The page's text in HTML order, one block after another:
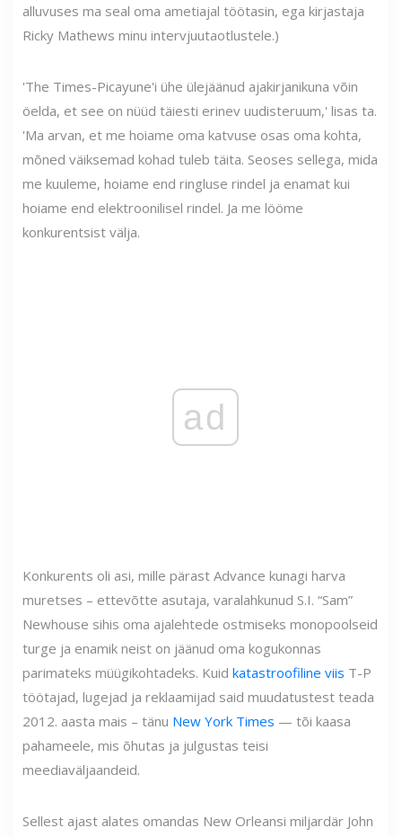
alluvuses ma seal oma ametiajal töötasin, ega kirjastaja
Ricky Mathews minu intervjuutaotlustele.)
'The Times-Picayune'i ühe ülejäänud ajakirjanikuna võin
öelda, et see on nüüd täiesti erinev uudisteruum,' lisas ta.
'Ma arvan, et me hoiame oma katvuse osas oma kohta,
mõned väiksemad kohad tuleb täita. Seoses sellega, mida
me kuuleme, hoiame end ringluse rindel ja enamat kui
hoiame end elektroonilisel rindel. Ja me lööme
konkurentsist välja.
ad
Konkurents oli asi, mille pärast Advance kunagi harva
muretses – ettevõtte asutaja, varalahkunud S.I. “Sam”
Newhouse sihis oma ajalehtede ostmiseks monopoolseid
turge ja enamik neist on jäänud oma kogukonnas
parimateks müügikohtadeks. Kuid katastroofiline viis T-P
töötajad, lugejad ja reklaamijad said muudatustest teada
2012. aasta mais – tänu New York Times — tõi kaasa
pahameele, mis õhutas ja julgustas teisi
meediaväljaandeid.
Sellest ajast alates omandas New Orleansi miljardär John